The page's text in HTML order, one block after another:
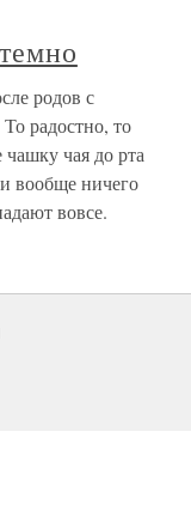
родов с
радостно, то
чашку чая до рта
вообще ничего
вовсе.